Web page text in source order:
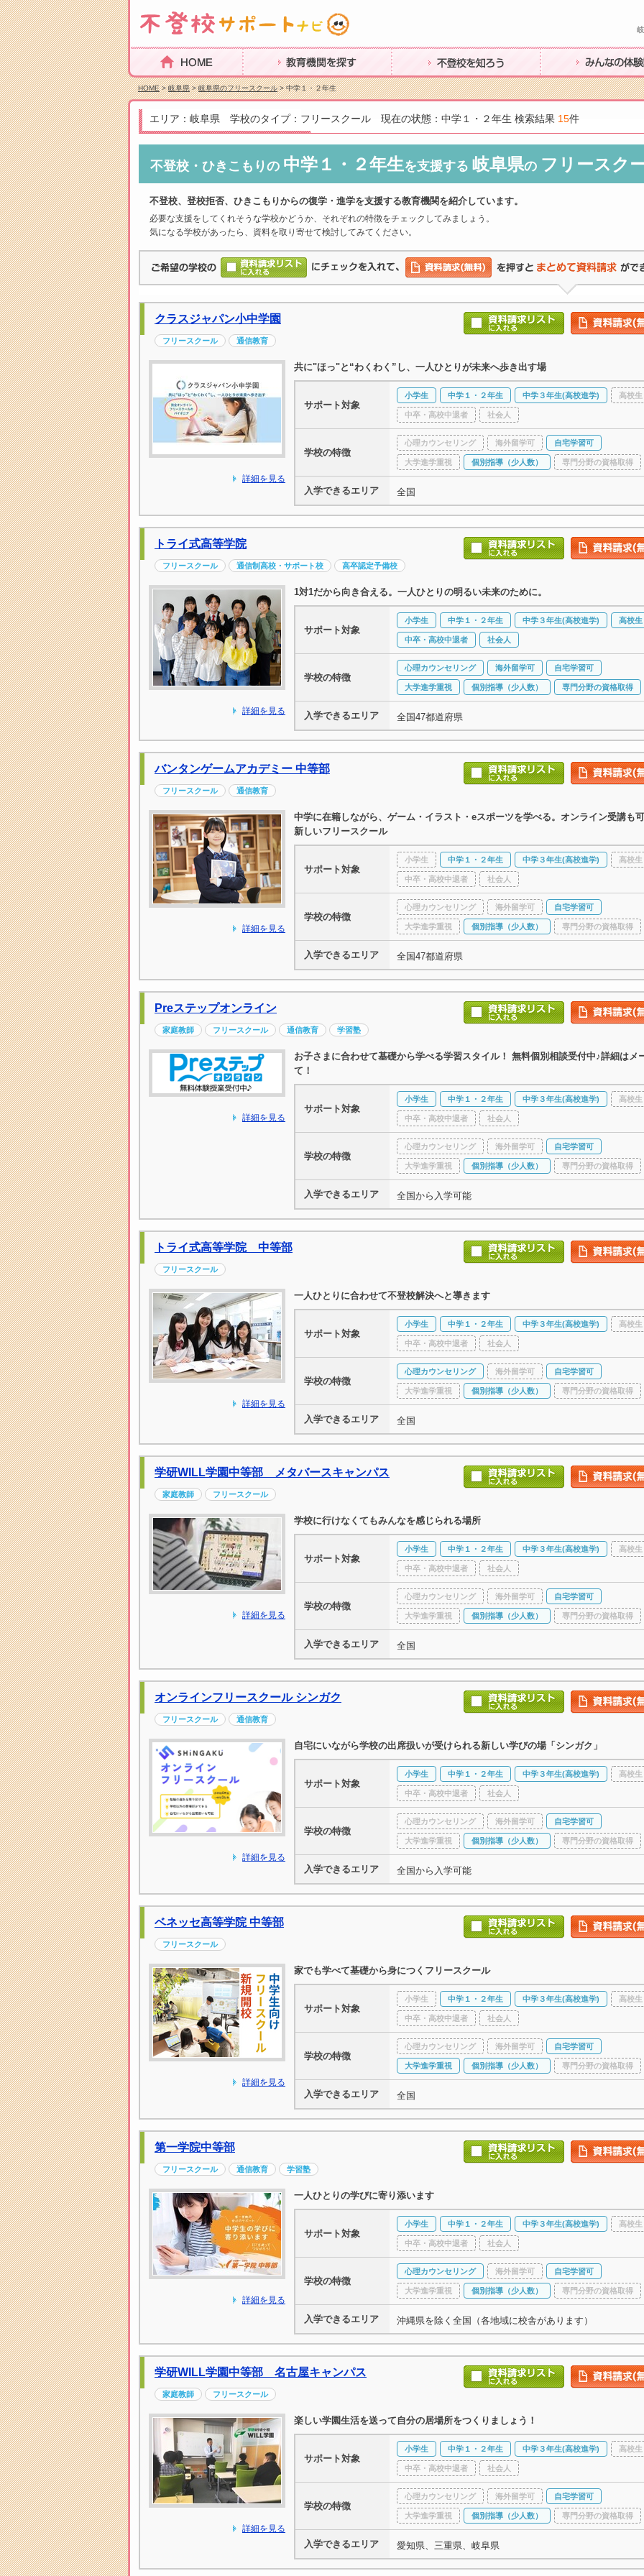
HOME 教育機関を探す 不登校を知ろう みんなの体験談
HOME>岐阜県>岐阜県のフリースクール> 中学１・２年生
エリア：岐阜県 学校のタイプ：フリースクール 現在の状態：中学１・２年生 検索結果 15件
不登校・ひきこもりの 中学１・２年生を支援する 岐阜県の フリースク
不登校、登校拒否、ひきこもりからの復学・進学を支援する教育機関を紹介しています。
必要な支援をしてくれそうな学校かどうか、それぞれの特徴をチェックしてみましょう。
気になる学校があったら、資料を取り寄せて検討してみてください。
クラスジャパン小中学園
フリースクール 通信教育
詳細を見る
共に"ほっ"と“わくわく”し、一人ひとりが未来へ歩き出す場
サポート対象
小学生 中学１・２年生 中学３年生(高校進学) 高校生
中卒・高校中退者 社会人
学校の特徴
心理カウンセリング 海外留学可 自宅学習可
大学進学重視 個別指導（少人数） 専門分野の資格取得
入学できるエリア 全国
トライ式高等学院
フリースクール 通信制高校・サポート校 高卒認定予備校
詳細を見る
1対1だから向き合える。一人ひとりの明るい未来のために。
サポート対象
小学生 中学１・２年生 中学３年生(高校進学) 高校生
中卒・高校中退者 社会人
学校の特徴
心理カウンセリング 海外留学可 自宅学習可
大学進学重視 個別指導（少人数） 専門分野の資格取得
入学できるエリア 全国47都道府県
バンタンゲームアカデミー 中等部
フリースクール 通信教育
詳細を見る
中学に在籍しながら、ゲーム・イラスト・eスポーツを学べる。オンライン受講も
新しいフリースクール
サポート対象
小学生 中学１・２年生 中学３年生(高校進学) 高校生
中卒・高校中退者 社会人
学校の特徴
心理カウンセリング 海外留学可 自宅学習可
大学進学重視 個別指導（少人数） 専門分野の資格取得
入学できるエリア 全国47都道府県
Preステップオンライン
家庭教師 フリースクール 通信教育 学習塾
詳細を見る
お子さまに合わせて基礎から学べる学習スタイル！ 無料個別相談受付中♪詳細はメ
て！
サポート対象
小学生 中学１・２年生 中学３年生(高校進学) 高校生
中卒・高校中退者 社会人
学校の特徴
心理カウンセリング 海外留学可 自宅学習可
大学進学重視 個別指導（少人数） 専門分野の資格取得
入学できるエリア 全国から入学可能
トライ式高等学院 中等部
フリースクール
詳細を見る
一人ひとりに合わせて不登校解決へと導きます
サポート対象
小学生 中学１・２年生 中学３年生(高校進学) 高校生
中卒・高校中退者 社会人
学校の特徴
心理カウンセリング 海外留学可 自宅学習可
大学進学重視 個別指導（少人数） 専門分野の資格取得
入学できるエリア 全国
学研WILL学園中等部 メタバースキャンパス
家庭教師 フリースクール
詳細を見る
学校に行けなくてもみんなを感じられる場所
サポート対象
小学生 中学１・２年生 中学３年生(高校進学) 高校生
中卒・高校中退者 社会人
学校の特徴
心理カウンセリング 海外留学可 自宅学習可
大学進学重視 個別指導（少人数） 専門分野の資格取得
入学できるエリア 全国
オンラインフリースクール シンガク
フリースクール 通信教育
詳細を見る
自宅にいながら学校の出席扱いが受けられる新しい学びの場「シンガク」
サポート対象
小学生 中学１・２年生 中学３年生(高校進学) 高校生
中卒・高校中退者 社会人
学校の特徴
心理カウンセリング 海外留学可 自宅学習可
大学進学重視 個別指導（少人数） 専門分野の資格取得
入学できるエリア 全国から入学可能
ベネッセ高等学院 中等部
フリースクール
詳細を見る
家でも学べて基礎から身につくフリースクール
サポート対象
小学生 中学１・２年生 中学３年生(高校進学) 高校生
中卒・高校中退者 社会人
学校の特徴
心理カウンセリング 海外留学可 自宅学習可
大学進学重視 個別指導（少人数） 専門分野の資格取得
入学できるエリア 全国
第一学院中等部
フリースクール 通信教育 学習塾
詳細を見る
一人ひとりの学びに寄り添います
サポート対象
小学生 中学１・２年生 中学３年生(高校進学) 高校生
中卒・高校中退者 社会人
学校の特徴
心理カウンセリング 海外留学可 自宅学習可
大学進学重視 個別指導（少人数） 専門分野の資格取得
入学できるエリア 沖縄県を除く全国（各地域に校舎があります）
学研WILL学園中等部 名古屋キャンパス
家庭教師 フリースクール
詳細を見る
楽しい学園生活を送って自分の居場所をつくりましょう！
サポート対象
小学生 中学１・２年生 中学３年生(高校進学) 高校生
中卒・高校中退者 社会人
学校の特徴
心理カウンセリング 海外留学可 自宅学習可
大学進学重視 個別指導（少人数） 専門分野の資格取得
入学できるエリア 愛知県、三重県、岐阜県